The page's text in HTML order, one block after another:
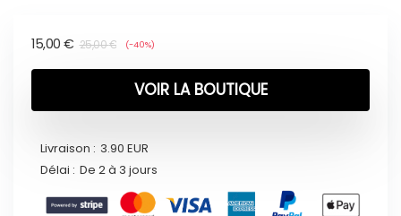
25,00€
15,00 € (-40%)
VOIR LA BOUTIQUE
Livraison : 3.90 EUR
Délai : De 2 à 3 jours